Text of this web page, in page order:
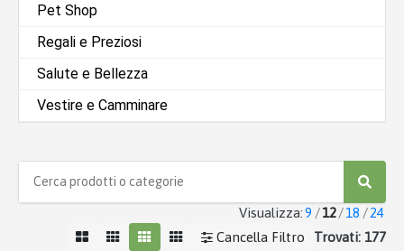
Pet Shop
Regali e Preziosi
Salute e Bellezza
Vestire e Camminare
Visualizza:9 / 12/18 / 24
Cancella Filtro
Trovati: 177